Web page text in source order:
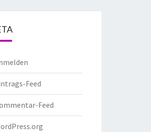
Feed
Feed